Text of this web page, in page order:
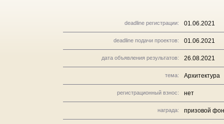
deadline регистрации: 01.06.2021
deadline подачи проектов: 01.06.2021
дата объявления результатов: 26.08.2021
тема: Архитектура
регистрационный взнос: нет
награда: призовой